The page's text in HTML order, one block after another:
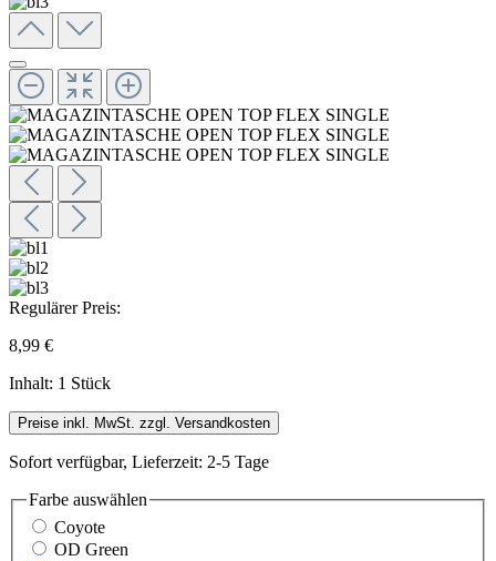
Regulärer Preis:
8,99 €
Inhalt: 1 Stück
Preise inkl. MwSt. zzgl. Versandkosten
Sofort verfügbar, Lieferzeit: 2-5 Tage
Farbe auswählen
Coyote
OD Green